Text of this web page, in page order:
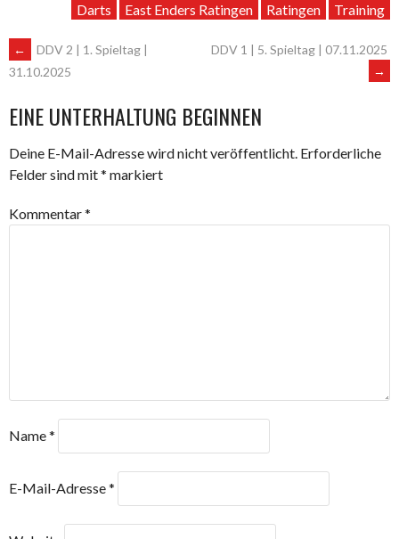
Darts East Enders Ratingen Ratingen Training
ARTIKEL-
NAVIGATION
←
DDV 2 | 1. Spieltag |
31.10.2025
DDV 1 | 5. Spieltag | 07.11.2025
→
EINE UNTERHALTUNG BEGINNEN
Deine E-Mail-Adresse wird nicht veröffentlicht. Erforderliche
Felder sind mit* markiert
Kommentar*
Name*
E-Mail-Adresse*